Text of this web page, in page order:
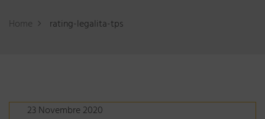
Home rating-legalita-tps
23 Novembre 2020